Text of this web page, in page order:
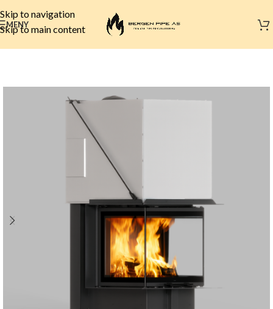
Skip to navigation
Skip to main content
MENY